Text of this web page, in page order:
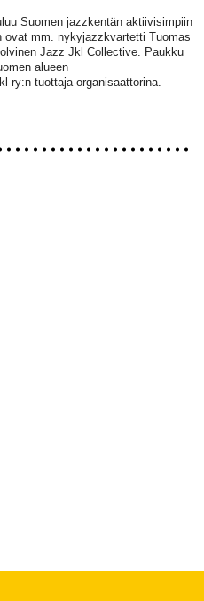
Suomen jazzkentän aktiivisimpiin
ovat mm. nykyjazzkvartetti Tuomas
Jazz Jkl Collective. Paukku
alueen
ry:n tuottaja-organisaattorina.